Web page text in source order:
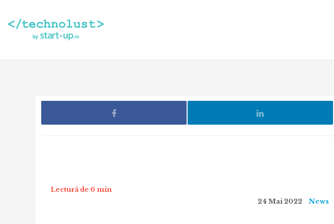
Lectură de 6 min
24 Mai 2022
News